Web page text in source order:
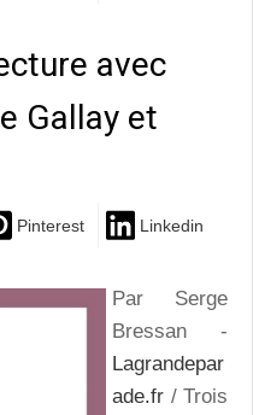
avec
Gallay et
Pinterest Linkedin
Par Serge
Bressan -
Lagrandepar
ade.fr / Trois